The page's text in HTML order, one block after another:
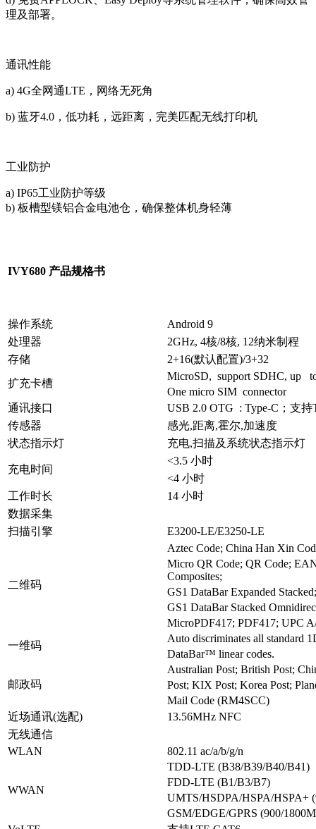
理及部署。
通讯性能
a) 4G全网通LTE，网络无死角
b) 蓝牙4.0，低功耗，远距离，完美匹配无线打印机
工业防护
a) IP65工业防护等级
b) 板槽型镁铝合金电池仓，确保整体机身轻薄
IVY680 产品规格书
操作系统
Android 9
处理器
2GHz, 4核/8核, 12纳米制程
存储
2+16(默认配置)/3+32
扩充卡槽
MicroSD, support SDHC, up
One micro SIM connector
通讯接口
USB 2.0 OTG : Type-C；支
传感器
感光,距离,霍尔,加速度
状态指示灯
充电,扫描及系统状态指示灯
充电时间
<3.5 小时
<4 小时
工作时长
14 小时
数据采集
扫描引擎
E3200-LE/E3250-LE
二维码
Aztec Code; China Han Xin
Micro QR Code; QR Code;
Composites;
GS1 DataBar Expanded
GS1 DataBar Stacked
MicroPDF417; PDF417; UPC
一维码
Auto discriminates all standard
DataBar™ linear codes.
邮政码
Australian Post; British Post;
Post; KIX Post; Korea Post;
Mail Code (RM4SCC)
近场通讯(选配)
13.56MHz NFC
无线通信
WLAN
802.11 ac/a/b/g/n
WWAN
TDD-LTE (B38/B39/B40/B41)
FDD-LTE (B1/B3/B7)
UMTS/HSDPA/HSPA/HSPA+
GSM/EDGE/GPRS (900/